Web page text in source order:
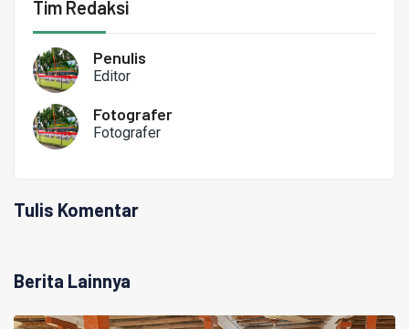
Tim Redaksi
Penulis
Editor
Fotografer
Fotografer
Tulis Komentar
Berita Lainnya